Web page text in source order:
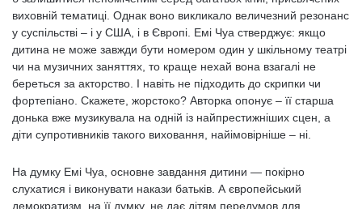
виховній тематиці. Однак воно викликало величезний резонанс
у суспільстві – і у США, і в Європі. Емі Чуа стверджує: якщо
дитина не може завжди бути номером один у шкільному театрі
чи на музичних заняттях, то краще нехай вона взагалі не
береться за акторство. І навіть не підходить до скрипки чи
фортепіано. Скажете, жорстоко? Авторка опонує – її старша
донька вже музикувала на одній із найпрестижніших сцен, а
діти супротивників такого виховання, найімовірніше – ні.
На думку Емі Чуа, основне завдання дитини — покірно
слухатися і виконувати накази батьків. А європейський
демократизм, на її думку, не дає дітям передумов для